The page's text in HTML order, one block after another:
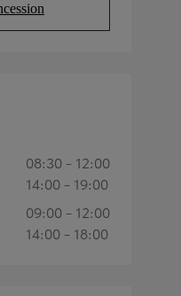
new tab)
08:30 - 12:00
14:00 - 19:00
09:00 - 12:00
14:00 - 18:00